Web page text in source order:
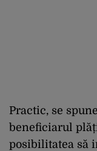
Practic, se
beneficiarul
posibilitatea să